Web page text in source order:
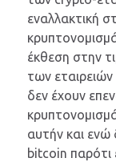
εναλλακτική
έκθεση στην
των εταιρειών
δεν έχουν
αυτήν και ενώ
bitcoin παρότι